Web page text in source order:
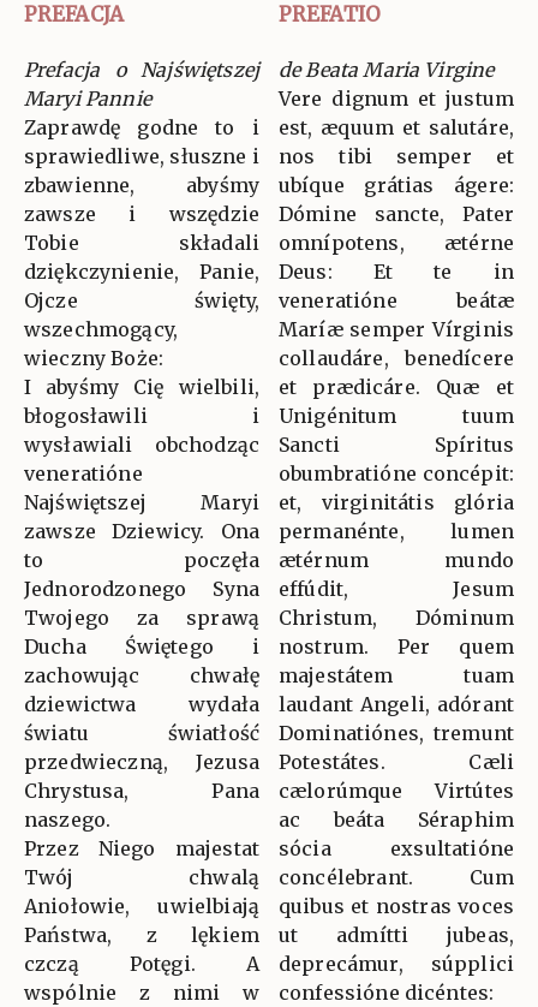
PREFACJA PREFATIO
Prefacja o Najświętszej
Maryi Pannie
Zaprawdę godne to i
sprawiedliwe, słuszne i
zbawienne, abyśmy
zawsze i wszędzie
Tobie składali
dziękczynienie, Panie,
Ojcze święty,
wszechmogący,
wieczny Boże:
I abyśmy Cię wielbili,
błogosławili i
wysławiali obchodząc
veneratióne
Najświętszej Maryi
zawsze Dziewicy. Ona
to poczęła
Jednorodzonego Syna
Twojego za sprawą
Ducha Świętego i
zachowując chwałę
dziewictwa wydała
światu światłość
przedwieczną, Jezusa
Chrystusa, Pana
naszego.
Przez Niego majestat
Twój chwalą
Aniołowie, uwielbiają
Państwa, z lękiem
czczą Potęgi. A
wspólnie z nimi w
de Beata Maria Virgine
Vere dignum et justum
est, æquum et salutáre,
nos tibi semper et
ubíque grátias ágere:
Dómine sancte, Pater
omnípotens, ætérne
Deus: Et te in
veneratióne beátæ
Maríæ semper Vírginis
collaudáre, benedícere
et prædicáre. Quæ et
Unigénitum tuum
Sancti Spíritus
obumbratióne concépit:
et, virginitátis glória
permanénte, lumen
ætérnum mundo
effúdit, Jesum
Christum, Dóminum
nostrum. Per quem
majestátem tuam
laudant Angeli, adórant
Dominatiónes, tremunt
Potestátes. Cæli
cælorúmque Virtútes
ac beáta Séraphim
sócia exsultatióne
concélebrant. Cum
quibus et nostras voces
ut admítti jubeas,
deprecámur, súpplici
confessióne dicéntes: